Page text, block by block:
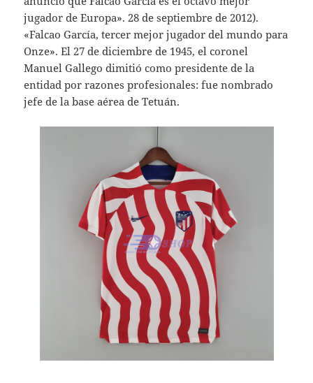
jugador de Europa». 28 de septiembre de 2012).
«Falcao García, tercer mejor jugador del mundo para
Onze». El 27 de diciembre de 1945, el coronel
Manuel Gallego dimitió como presidente de la
entidad por razones profesionales: fue nombrado
jefe de la base aérea de Tetuán.